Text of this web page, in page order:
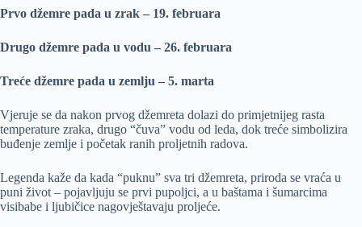
Prvo džemre pada u zrak – 19. februara
Drugo džemre pada u vodu – 26. februara
Treće džemre pada u zemlju – 5. marta
Vjeruje se da nakon prvog džemreta dolazi do primjetnijeg rasta
temperature zraka, drugo “čuva” vodu od leda, dok treće simbolizira
buđenje zemlje i početak ranih proljetnih radova.
Legenda kaže da kada “puknu” sva tri džemreta, priroda se vraća u
puni život – pojavljuju se prvi pupoljci, a u baštama i šumarcima
visibabe i ljubičice nagovještavaju proljeće.